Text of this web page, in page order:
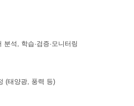
석, 학습·검증·모니터링
(태양광, 풍력 등)